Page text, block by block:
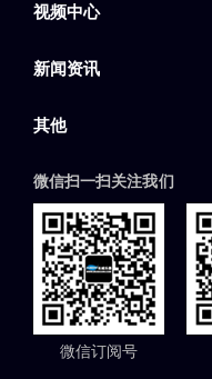
视频中心
新闻资讯
其他
微信扫一扫关注我们
微信订阅号